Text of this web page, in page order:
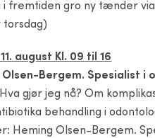
i fremtiden gro ny tænder
torsdag)
august Kl. 09 til 16
Olsen-Bergem. Spesialist i
gjør jeg nå? Om
behandling i
Heming Olsen-Bergem.